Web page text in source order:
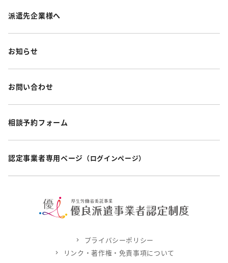
派遣先企業様へ
お知らせ
お問い合わせ
相談予約フォーム
認定事業者専用ページ （ログインページ）
プライバシーポリシー
リンク・著作権・免責事項について